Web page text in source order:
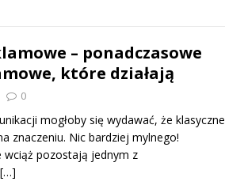
– ponadczasowe
które działają
0
mogłoby się wydawać, że klasyczne
znaczeniu. Nic bardziej mylnego!
wciąż pozostają jednym z
[…]